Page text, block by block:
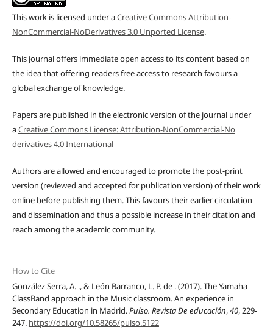
This work is licensed under aCreative Commons Attribution-
NonCommercial-NoDerivatives 3.0 Unported License.
This journal offers immediate open access to its content based on
the idea that offering readers free access to research favours a
global exchange of knowledge.
Papers are published in the electronic version of the journal under
aCreative Commons License: Attribution-NonCommercial-No
derivatives 4.0 International
Authors are allowed and encouraged to promote the post-print
version (reviewed and accepted for publication version) of their work
online before publishing them. This favours their earlier circulation
and dissemination and thus a possible increase in their citation and
reach among the academic community.
How to Cite
González Serra, A. ., & León Barranco, L. P. de . (2017). The Yamaha
ClassBand approach in the Music classroom. An experience in
Secondary Education in Madrid.Pulso. Revista De educación,40, 229-
247. https://doi.org/10.58265/pulso.5122